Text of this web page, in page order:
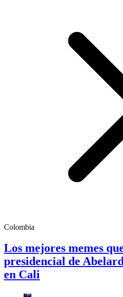
Colombia
Los mejores memes
presidencial de
en Cali